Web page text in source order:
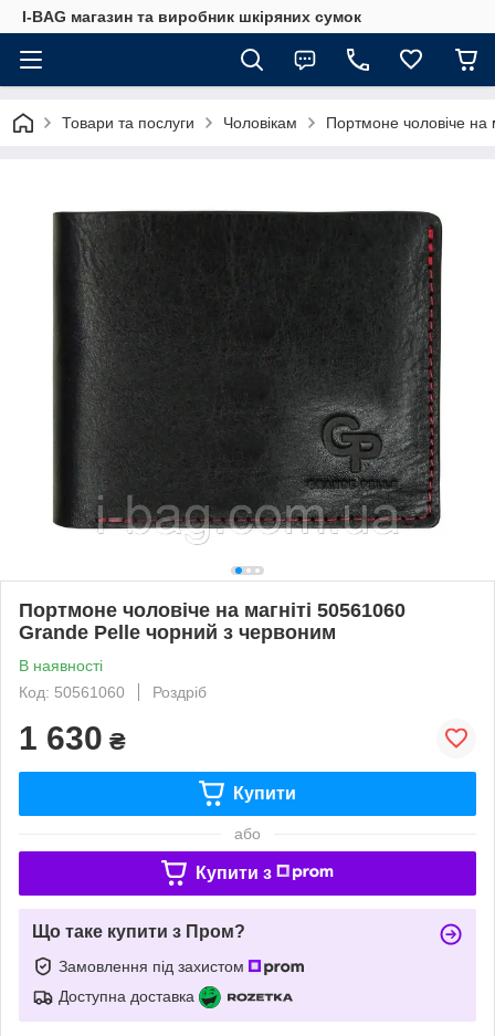
I-BAG магазин та виробник шкіряних сумок
Товари та послуги Чоловікам Портмоне чоловіче на
Портмоне чоловіче на магніті 50561060
Grande Pelle чорний з червоним
В наявності
Код: 50561060
Роздріб
1 630 ₴
Купити
або
Купити з
Що таке купити з Пром?
Замовлення під захистом
Доступна доставка